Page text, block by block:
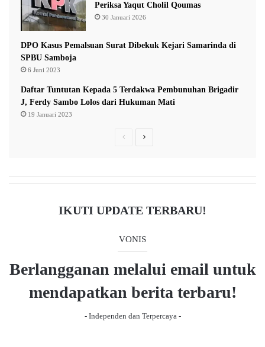
Periksa Yaqut Cholil Qoumas
30 Januari 2026
DPO Kasus Pemalsuan Surat Dibekuk Kejari Samarinda di
SPBU Samboja
6 Juni 2023
Daftar Tuntutan Kepada 5 Terdakwa Pembunuhan Brigadir
J, Ferdy Sambo Lolos dari Hukuman Mati
19 Januari 2023
u
s
p
e
e
IKUTI UPDATE TERBARU!
VONIS
Berlangganan melalui email untuk
mendapatkan berita terbaru!
- Independen dan Terpercaya -